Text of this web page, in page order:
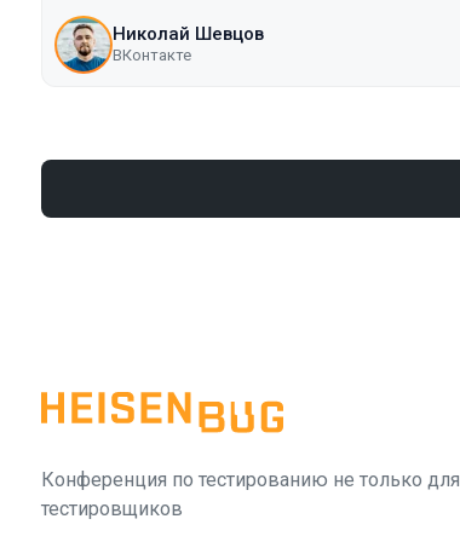
Николай Шевцов
ВКонтакте
Конференция по тестированию не только для
тестировщиков